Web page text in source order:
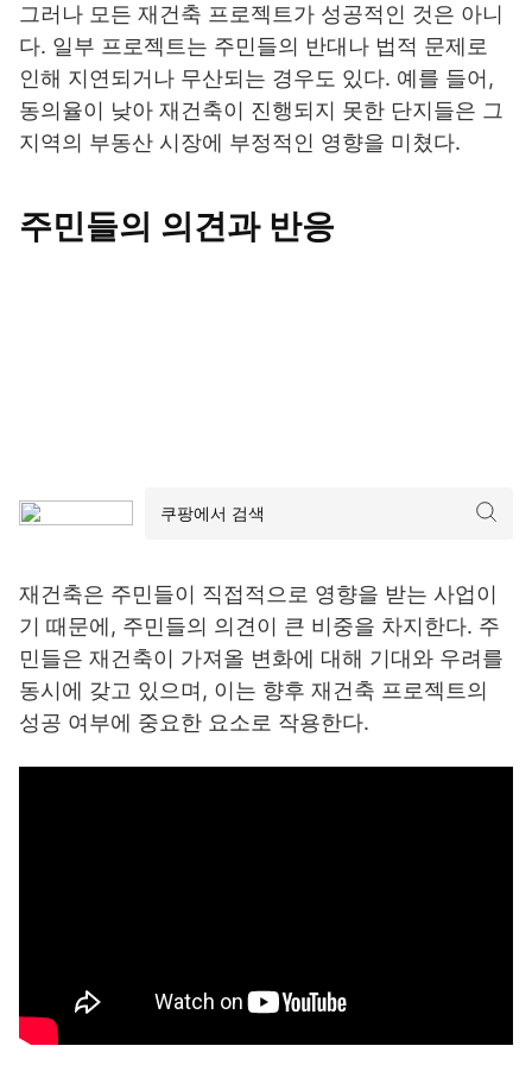
그러나 모든 재건축 프로젝트가 성공적인 것은 아니
다. 일부 프로젝트는 주민들의 반대나 법적 문제로
인해 지연되거나 무산되는 경우도 있다. 예를 들어,
동의율이 낮아 재건축이 진행되지 못한 단지들은 그
지역의 부동산 시장에 부정적인 영향을 미쳤다.
주민들의 의견과 반응
재건축은 주민들이 직접적으로 영향을 받는 사업이
기 때문에, 주민들의 의견이 큰 비중을 차지한다. 주
민들은 재건축이 가져올 변화에 대해 기대와 우려를
동시에 갖고 있으며, 이는 향후 재건축 프로젝트의
성공 여부에 중요한 요소로 작용한다.